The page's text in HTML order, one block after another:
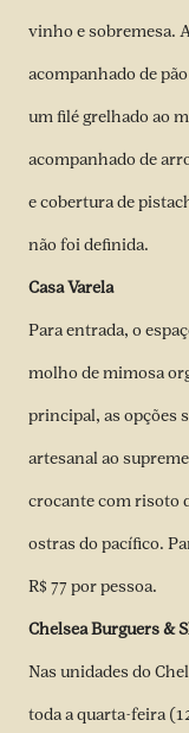
vinho e sobremesa.
acompanhado de
um filé grelhado ao
acompanhado de
e cobertura de
não foi definida.
Casa Varela
Para entrada, o
molho de mimosa
principal, as opções
artesanal ao
crocante com risoto
ostras do pacífico.
R$ 77 por pessoa.
Chelsea Burguers &
Nas unidades do
toda a quarta-feira